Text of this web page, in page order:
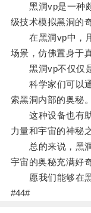
黑洞vp是一种颇
级技术模拟黑洞的
在黑洞vp中，用
场景，仿佛置身于
黑洞vp不仅仅是
科学家们可以通
索黑洞内部的奥秘。
这种设备也有助
力量和宇宙的神秘
总的来说，黑洞
宇宙的奥秘充满好
愿我们能够在黑
#44#